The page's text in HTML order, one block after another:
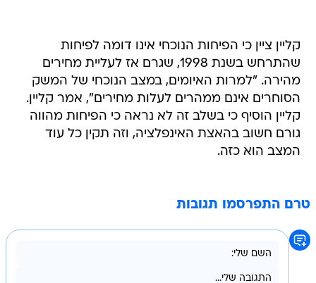
קליין ציין כי הפיחות הנוכחי אינו דומה לפיחות
שהתרחש בשנת 1998, שגרם אז לעליית מחירים
מהירה. "למרות האיומים, במצב הנוכחי של המשק
הסוחרים אינם ממהרים לעלות מחירים", אמר קליין.
קליין הוסיף כי בשלב זה לא נראה כי הפיחות מהווה
גורם חשוב בהאצת האינפלציה, וזה תקין כל עוד
המצב הוא כזה.
טרם התפרסמו תגובות